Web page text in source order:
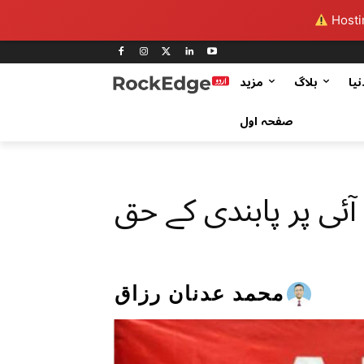
مزید بلاگ
صفحہ اول
پر پابندی کے حق
محمد عدنان رزاق